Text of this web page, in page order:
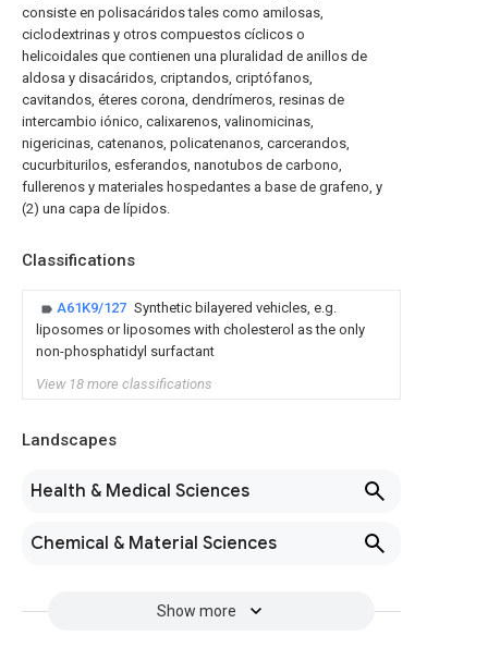
consiste en polisacáridos tales como amilosas,
ciclodextrinas y otros compuestos cíclicos o
helicoidales que contienen una pluralidad de anillos de
aldosa y disacáridos, criptandos, criptófanos,
cavitandos, éteres corona, dendrímeros, resinas de
intercambio iónico, calixarenos, valinomicinas,
nigericinas, catenanos, policatenanos, carcerandos,
cucurbiturilos, esferandos, nanotubos de carbono,
fullerenos y materiales hospedantes a base de grafeno, y
(2) una capa de lípidos.
Classifications
A61K9/127 Synthetic bilayered vehicles, e.g.
liposomes or liposomes with cholesterol as the only
non-phosphatidyl surfactant
View 18 more classifications
Landscapes
Health & Medical Sciences
Chemical & Material Sciences
Show more